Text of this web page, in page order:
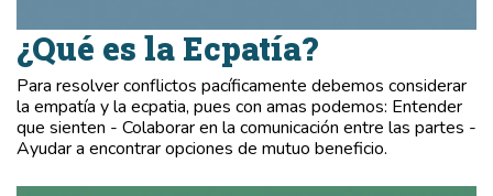
¿Qué es la Ecpatía?
Para resolver conflictos pacíficamente debemos considerar
la empatía y la ecpatia, pues con amas podemos: Entender
que sienten - Colaborar en la comunicación entre las partes -
Ayudar a encontrar opciones de mutuo beneficio.